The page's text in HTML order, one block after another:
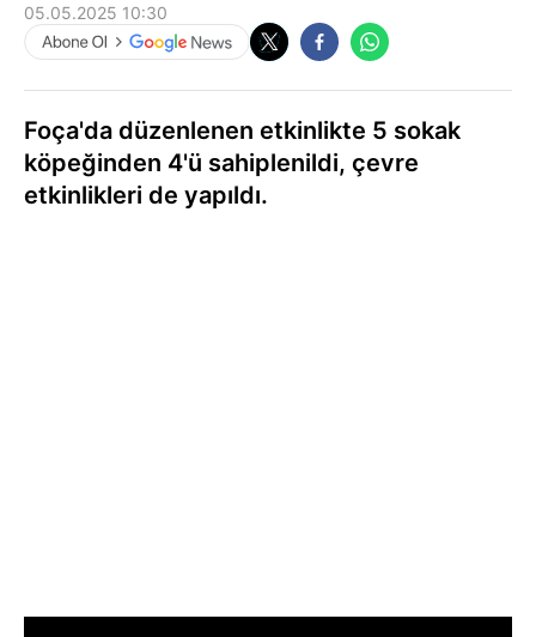
05.05.2025 10:30
Foça'da düzenlenen etkinlikte 5 sokak
köpeğinden 4'ü sahiplenildi, çevre
etkinlikleri de yapıldı.